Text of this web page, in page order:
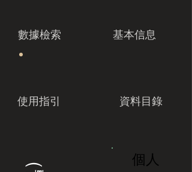
數據檢索 基本信息
使用指引 資料目錄
個人